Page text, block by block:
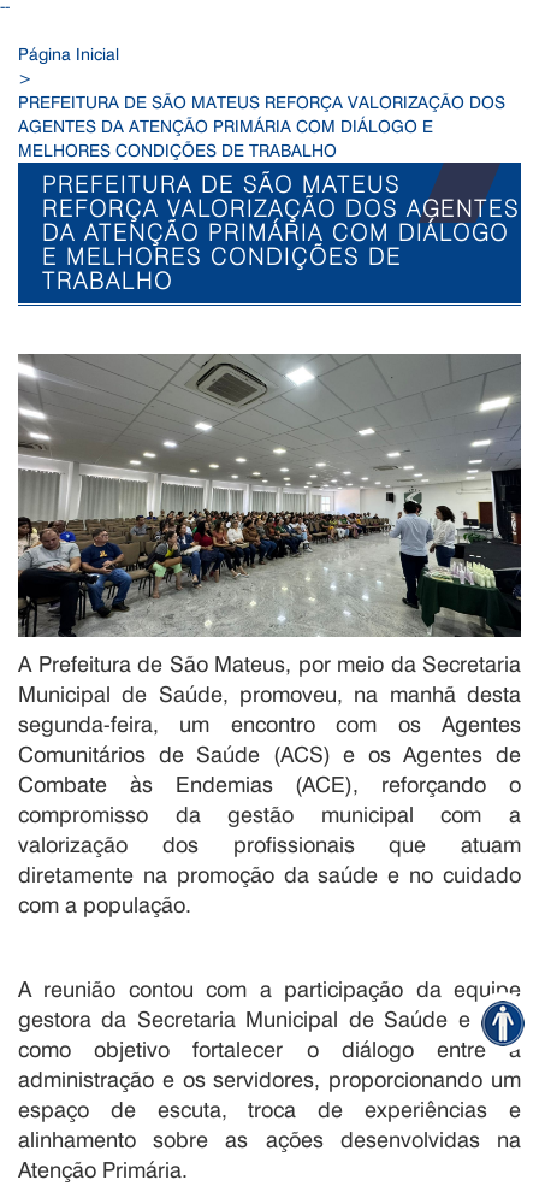
--
Página Inicial
>
PREFEITURA DE SÃO MATEUS REFORÇA VALORIZAÇÃO DOS
AGENTES DA ATENÇÃO PRIMÁRIA COM DIÁLOGO E
MELHORES CONDIÇÕES DE TRABALHO
PREFEITURA DE SÃO MATEUS
REFORÇA VALORIZAÇÃO DOS AGENTES
DA ATENÇÃO PRIMÁRIA COM DIÁLOGO
E MELHORES CONDIÇÕES DE
TRABALHO
A Prefeitura de São Mateus, por meio da Secretaria
Municipal de Saúde, promoveu, na manhã desta
segunda-feira, um encontro com os Agentes
Comunitários de Saúde (ACS) e os Agentes de
Combate às Endemias (ACE), reforçando o
compromisso da gestão municipal com a
valorização dos profissionais que atuam
diretamente na promoção da saúde e no cuidado
com a população.
A reunião contou com a participação da equipe
gestora da Secretaria Municipal de Saúde e teve
como objetivo fortalecer o diálogo entre a
administração e os servidores, proporcionando um
espaço de escuta, troca de experiências e
alinhamento sobre as ações desenvolvidas na
Atenção Primária.